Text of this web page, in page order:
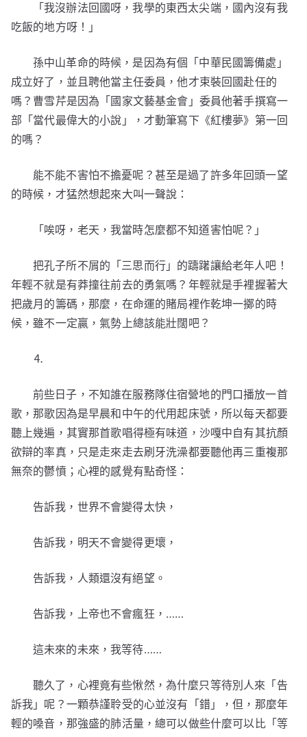
「我沒辦法回國呀，我學的東西太尖端，國內沒有我
吃飯的地方呀！」
孫中山革命的時候，是因為有個「中華民國籌備處」
成立好了，並且聘他當主任委員，他才束裝回國赴任的
嗎？曹雪芹是因為「國家文藝基金會」委員他著手撰寫一
部「當代最偉大的小說」，才動筆寫下《紅樓夢》第一回
的嗎？
能不能不害怕不擔憂呢？甚至是過了許多年回頭一望
的時候，才猛然想起來大叫一聲說：
「唉呀，老天，我當時怎麼都不知道害怕呢？」
把孔子所不屑的「三思而行」的躊躇讓給老年人吧！
年輕不就是有莽撞往前去的勇氣嗎？年輕就是手裡握著大
把歲月的籌碼，那麼，在命運的賭局裡作乾坤一擲的時
候，雖不一定贏，氣勢上總該能壯闊吧？
⒋
前些日子，不知誰在服務隊住宿營地的門口播放一首
歌，那歌因為是早晨和中午的代用起床號，所以每天都要
聽上幾遍，其實那首歌唱得極有味道，沙嘎中自有其抗顏
欲辯的率真，只是走來走去刷牙洗澡都要聽他再三重複那
無奈的鬱憤；心裡的感覺有點奇怪：
告訴我，世界不會變得太快，
告訴我，明天不會變得更壞，
告訴我，人類還沒有絕望。
告訴我，上帝也不會瘋狂，……
這未來的未來，我等待……
聽久了，心裡竟有些愀然，為什麼只等待別人來「告
訴我」呢？一顆恭謹聆受的心並沒有「錯」，但，那麼年
輕的嗓音，那強盛的肺活量，總可以做些什麼可以比「等